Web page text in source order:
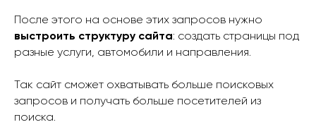
После этого на основе этих запросов нужно
выстроить структуру сайта: создать страницы под
разные услуги, автомобили и направления.
Так сайт сможет охватывать больше поисковых
запросов и получать больше посетителей из
поиска.